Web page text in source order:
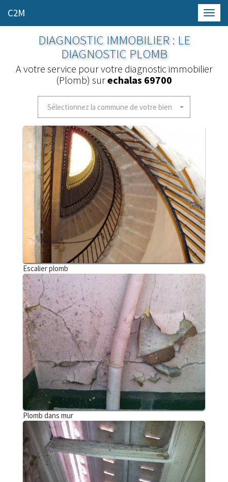
C2M
DIAGNOSTIC IMMOBILIER : LE
DIAGNOSTIC PLOMB
A votre service pour votre diagnostic immobilier
(Plomb) surechalas 69700
Sélectionnez la commune de votre bien
Escalier plomb
Plomb dans mur